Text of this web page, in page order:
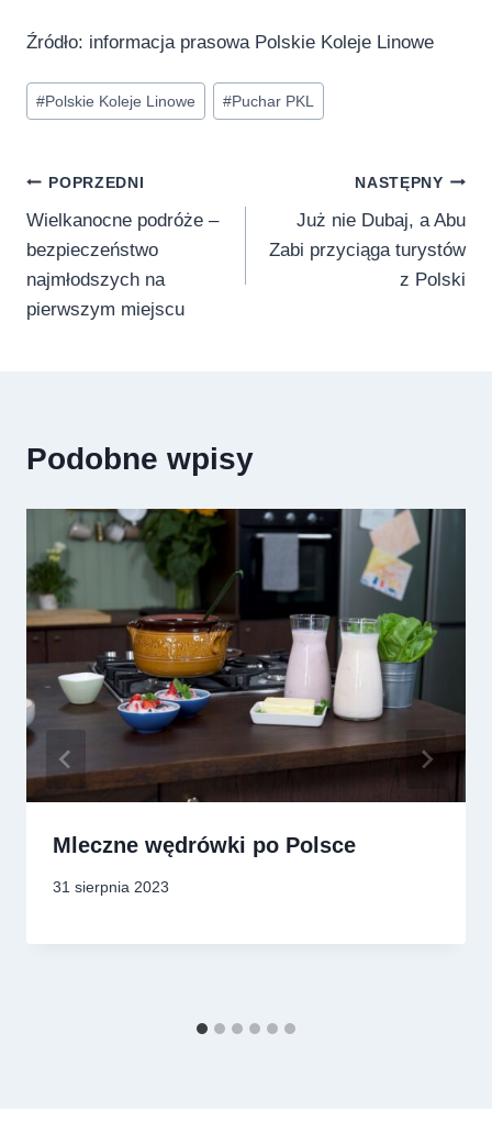
Źródło: informacja prasowa Polskie Koleje Linowe
Tagi
wpisu:
#Polskie Koleje Linowe #Puchar PKL
Nawigacja
wpisu
POPRZEDNI
Wielkanocne podróże –
bezpieczeństwo
najmłodszych na
pierwszym miejscu
NASTĘPNY
Już nie Dubaj, a Abu
Zabi przyciąga turystów
z Polski
Podobne wpisy
Mleczne wędrówki po Polsce
31 sierpnia 2023